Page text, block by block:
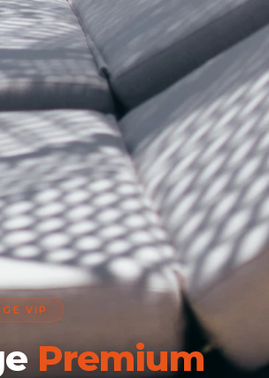
VIP
Premium